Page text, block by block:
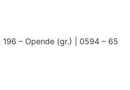
196 – Opende (gr.) | 0594 – 65